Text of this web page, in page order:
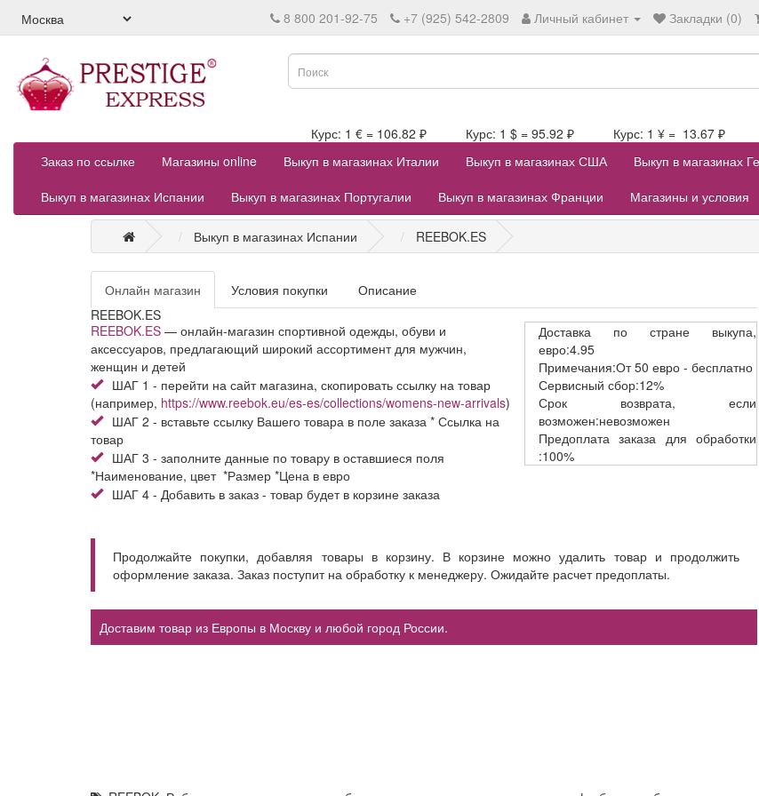
8 800 201-92-75 +7 (925) 542-2809 Личный кабинет Закладки (0)
Курс: 1 € = 106.82 ₽ Курс: 1 $ = 95.92 ₽ Курс: 1 ¥ = 13.67 ₽
Заказ по ссылке
Магазины online Выкуп в магазинах Италии Выкуп в магазинах США Выкуп в магазинах
Выкуп в магазинах Испании
Выкуп в магазинах Португалии Выкуп в магазинах Франции Магазины и условия
Выкуп в магазинах Испании REEBOK.ES
Онлайн магазин Условия покупки
Описание
REEBOK.ES
Доставка
по стране выкупа,
евро:4.95
Примечания:От 50 евро - бесплатно
Сервисный сбор:12%
Срок возврата,
если
возможен:невозможен
Предоплата заказа
для обработки
:100%
REEBOK.ES — онлайн-магазин спортивной одежды, обуви и
аксессуаров, предлагающий широкий ассортимент для мужчин,
женщин и детей
ШАГ 1 - перейти на сайт магазина, скопировать ссылку на товар
(например, https://www.reebok.eu/es-es/collections/womens-new-arrivals)
ШАГ 2 - вставьте ссылку Вашего товара в поле заказа * Ссылка на
товар
ШАГ 3 - заполните данные по товару в оставшиеся поля
*Наименование, цвет *Размер *Цена в евро
ШАГ 4 - Добавить в заказ - товар будет в корзине заказа
Продолжайте покупки, добавляя товары в корзину. В корзине можно удалить товар и продолжить
оформление заказа. Заказ поступит на обработку к менеджеру. Ожидайте расчет предоплаты.
Доставим товар из Европы в Москву и любой город России.